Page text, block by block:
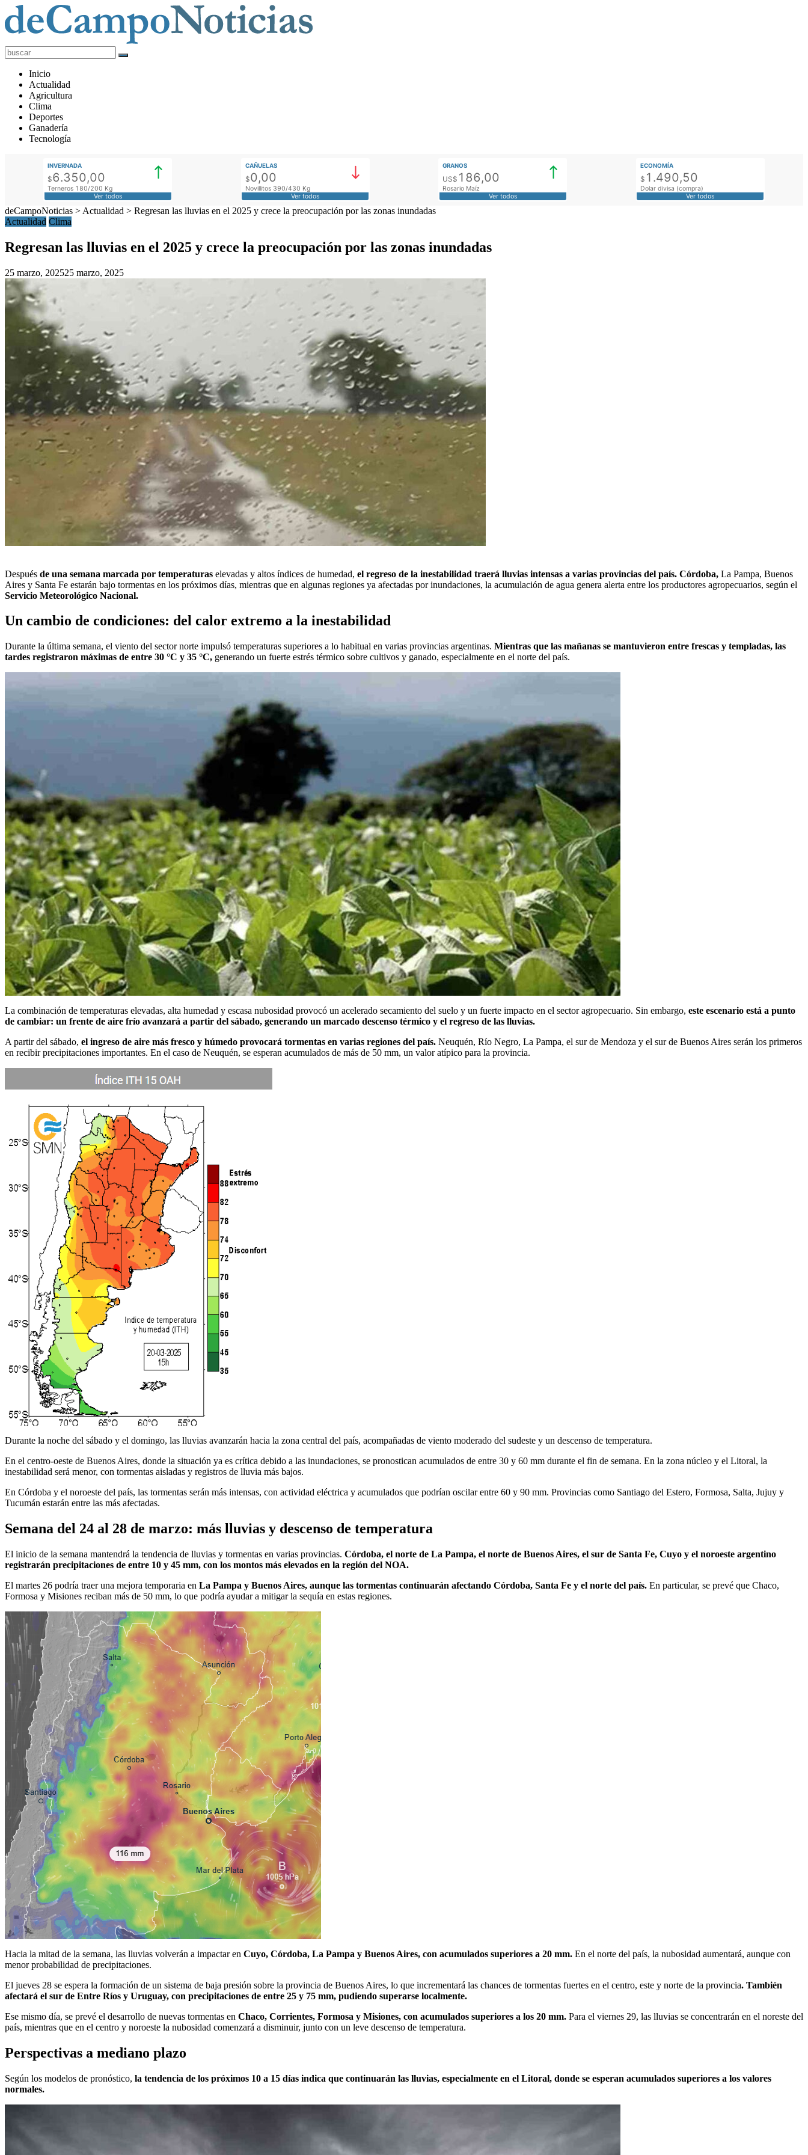
deCampoNoticias
Actualidad
Agropecuaria
Inicio
Actualidad
Agricultura
Clima
Deportes
Ganadería
Tecnología
INVERNADA
$6.350,00
Terneros 180/200 Kg
Ver todos
CAÑUELAS
$0,00
Novillitos 390/430 Kg
Ver todos
GRANOS
US$ 186,00
Rosario Maíz
Ver todos
ECONOMÍA
$ 1.490,50
Dolar divisa (compra)
Ver todos
deCampoNoticias > Actualidad > Regresan las lluvias en el 2025 y crece la preocupación por las zonas inundadas
Actualidad Clima
Regresan las lluvias en el 2025 y crece la preocupación por las zonas inundadas
25 marzo, 202525 marzo, 2025
Después de una semana marcada por temperaturas elevadas y altos índices de humedad, el regreso de la inestabilidad traerá lluvias intensas a varias provincias del país. Córdoba, La Pampa, Buenos
Aires y Santa Fe estarán bajo tormentas en los próximos días, mientras que en algunas regiones ya afectadas por inundaciones, la acumulación de agua genera alerta entre los productores agropecuarios, según el
Servicio Meteorológico Nacional.
Un cambio de condiciones: del calor extremo a la inestabilidad
Durante la última semana, el viento del sector norte impulsó temperaturas superiores a lo habitual en varias provincias argentinas. Mientras que las mañanas se mantuvieron entre frescas y templadas, las
tardes registraron máximas de entre 30 °C y 35 °C, generando un fuerte estrés térmico sobre cultivos y ganado, especialmente en el norte del país.
La combinación de temperaturas elevadas, alta humedad y escasa nubosidad provocó un acelerado secamiento del suelo y un fuerte impacto en el sector agropecuario. Sin embargo, este escenario está a punto
de cambiar: un frente de aire frío avanzará a partir del sábado, generando un marcado descenso térmico y el regreso de las lluvias.
A partir del sábado, el ingreso de aire más fresco y húmedo provocará tormentas en varias regiones del país. Neuquén, Río Negro, La Pampa, el sur de Mendoza y el sur de Buenos Aires serán los primeros
en recibir precipitaciones importantes. En el caso de Neuquén, se esperan acumulados de más de 50 mm, un valor atípico para la provincia.
Durante la noche del sábado y el domingo, las lluvias avanzarán hacia la zona central del país, acompañadas de viento moderado del sudeste y un descenso de temperatura.
En el centro-oeste de Buenos Aires, donde la situación ya es crítica debido a las inundaciones, se pronostican acumulados de entre 30 y 60 mm durante el fin de semana. En la zona núcleo y el Litoral, la
inestabilidad será menor, con tormentas aisladas y registros de lluvia más bajos.
En Córdoba y el noroeste del país, las tormentas serán más intensas, con actividad eléctrica y acumulados que podrían oscilar entre 60 y 90 mm. Provincias como Santiago del Estero, Formosa, Salta, Jujuy y
Tucumán estarán entre las más afectadas.
Semana del 24 al 28 de marzo: más lluvias y descenso de temperatura
El inicio de la semana mantendrá la tendencia de lluvias y tormentas en varias provincias. Córdoba, el norte de La Pampa, el norte de Buenos Aires, el sur de Santa Fe, Cuyo y el noroeste argentino
registrarán precipitaciones de entre 10 y 45 mm, con los montos más elevados en la región del NOA.
El martes 26 podría traer una mejora temporaria en La Pampa y Buenos Aires, aunque las tormentas continuarán afectando Córdoba, Santa Fe y el norte del país. En particular, se prevé que Chaco,
Formosa y Misiones reciban más de 50 mm, lo que podría ayudar a mitigar la sequía en estas regiones.
Hacia la mitad de la semana, las lluvias volverán a impactar en Cuyo, Córdoba, La Pampa y Buenos Aires, con acumulados superiores a 20 mm. En el norte del país, la nubosidad aumentará, aunque con
menor probabilidad de precipitaciones.
El jueves 28 se espera la formación de un sistema de baja presión sobre la provincia de Buenos Aires, lo que incrementará las chances de tormentas fuertes en el centro, este y norte de la provincia. También
afectará el sur de Entre Ríos y Uruguay, con precipitaciones de entre 25 y 75 mm, pudiendo superarse localmente.
Ese mismo día, se prevé el desarrollo de nuevas tormentas en Chaco, Corrientes, Formosa y Misiones, con acumulados superiores a los 20 mm. Para el viernes 29, las lluvias se concentrarán en el noreste del
país, mientras que en el centro y noroeste la nubosidad comenzará a disminuir, junto con un leve descenso de temperatura.
Perspectivas a mediano plazo
Según los modelos de pronóstico, la tendencia de los próximos 10 a 15 días indica que continuarán las lluvias, especialmente en el Litoral, donde se esperan acumulados superiores a los valores
normales.